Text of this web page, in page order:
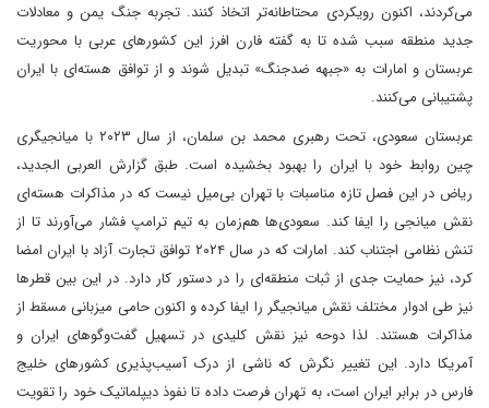
می‌کردند، اکنون رویکردی محتاطانه‌تر اتخاذ کنند. تجربه جنگ یمن و معادلات
جدید منطقه سبب شده تا به گفته فارن افرز این کشورهای عربی با محوریت
عربستان و امارات به «جبهه ضدجنگ» تبدیل شوند و از توافق هسته‌ای با ایران
پشتیبانی می‌کنند.
عربستان سعودی، تحت رهبری محمد بن سلمان، از سال ۲۰۲۳ با میانجیگری
چین روابط خود با ایران را بهبود بخشیده است. طبق گزارش العربی الجدید،
ریاض در این فصل تازه مناسبات با تهران بی‌میل نیست که در مذاکرات هسته‌ای
نقش میانجی را ایفا کند. سعودی‌ها هم‌زمان به تیم ترامپ فشار می‌آورند تا از
تنش نظامی اجتناب کند. امارات که در سال ۲۰۲۴ توافق تجارت آزاد با ایران امضا
کرد، نیز حمایت جدی از ثبات منطقه‌ای را در دستور کار دارد. در این بین قطر‌ها
نیز طی ادوار مختلف نقش میانجیگر را ایفا کرده و اکنون حامی میزبانی مسقط از
مذاکرات هستند. لذا دوحه نیز نقش کلیدی در تسهیل گفت‌وگوهای ایران و
آمریکا دارد. این تغییر نگرش که ناشی از درک آسیب‌پذیری کشورهای خلیج
فارس در برابر ایران است، به تهران فرصت داده تا نفوذ دیپلماتیک خود را تقویت